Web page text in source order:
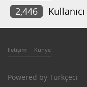
2,446
Kullanıcı
İletişim Künye
Powered by Türkçeci